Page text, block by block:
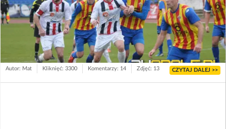
Autor: Mat Kliknięć: 3300 Komentarzy: 14 Zdjęć: 13 CZYTAJ DALEJ >>